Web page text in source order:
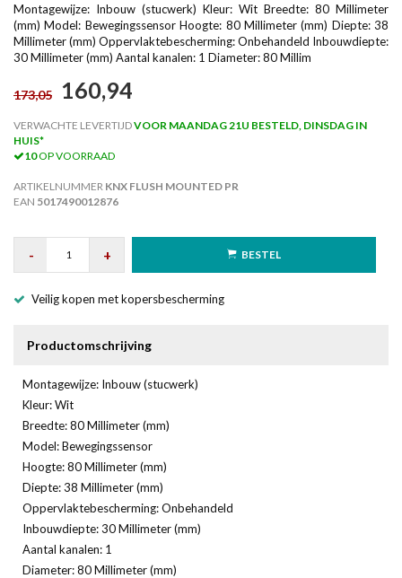
Montagewijze: Inbouw (stucwerk) Kleur: Wit Breedte: 80 Millimeter
(mm) Model: Bewegingssensor Hoogte: 80 Millimeter (mm) Diepte: 38
Millimeter (mm) Oppervlaktebescherming: Onbehandeld Inbouwdiepte:
30 Millimeter (mm) Aantal kanalen: 1 Diameter: 80 Millim
173,05 160,94
VERWACHTE LEVERTIJDVOOR MAANDAG 21U BESTELD, DINSDAG IN
HUIS*
10OP VOORRAAD
ARTIKELNUMMER KNX FLUSH MOUNTED PR
EAN 5017490012876
- + BESTEL
Veilig kopen met kopersbescherming
Productomschrijving
Montagewijze: Inbouw (stucwerk)
Kleur: Wit
Breedte: 80 Millimeter (mm)
Model: Bewegingssensor
Hoogte: 80 Millimeter (mm)
Diepte: 38 Millimeter (mm)
Oppervlaktebescherming: Onbehandeld
Inbouwdiepte: 30 Millimeter (mm)
Aantal kanalen: 1
Diameter: 80 Millimeter (mm)